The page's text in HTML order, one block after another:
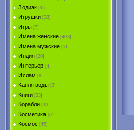
Зодиак [95]
Игрушки [33]
Игры [7]
Имена женские [403]
Имена мужские [51]
Индия [20]
Интерьер [4]
Ислам [8]
Капля воды [3]
Книги [33]
Корабли [33]
Косметика [61]
Космос [45]